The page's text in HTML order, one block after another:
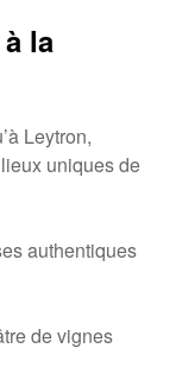
la
Leytron,
uniques de
authentiques
de vignes